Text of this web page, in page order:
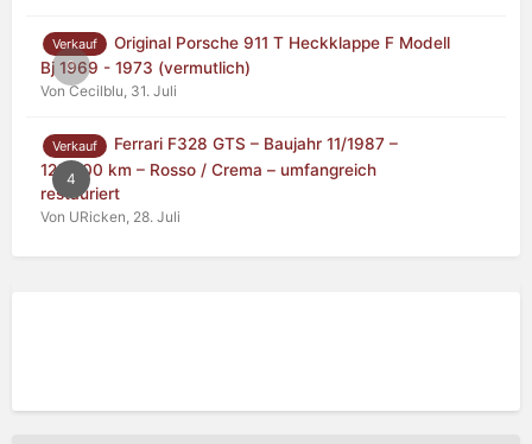
0
Verkauf
Original Porsche 911 T Heckklappe F Modell
Bj 1969 - 1973 (vermutlich)
Von Cecilblu, 31. Juli
4
Verkauf
Ferrari F328 GTS – Baujahr 11/1987 –
125.000 km – Rosso / Crema – umfangreich
restauriert
Von URicken, 28. Juli